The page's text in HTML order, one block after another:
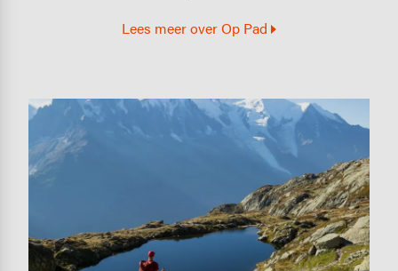
Lees meer over Op Pad
Image